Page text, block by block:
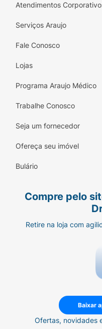
Atendimentos
Serviços Araujo
Fale Conosco
Lojas
Programa Araujo Médico
Trabalhe Conosco
Seja um fornecedor
Ofereça seu imóvel
Bulário
Compre pelo
Retire na loja com
Baixar
Ofertas, novidades